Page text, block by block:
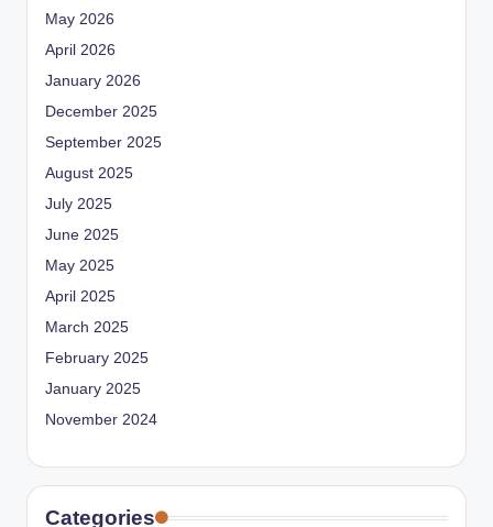
May 2026
April 2026
January 2026
December 2025
September 2025
August 2025
July 2025
June 2025
May 2025
April 2025
March 2025
February 2025
January 2025
November 2024
Categories